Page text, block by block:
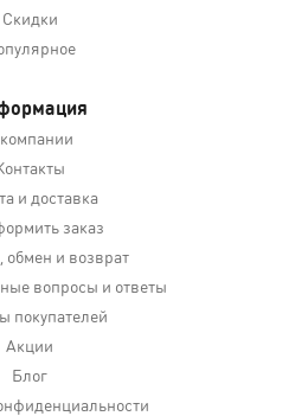
Скидки
и доставка
заказ
обмен и возврат
вопросы и ответы
покупателей
Акции
Блог